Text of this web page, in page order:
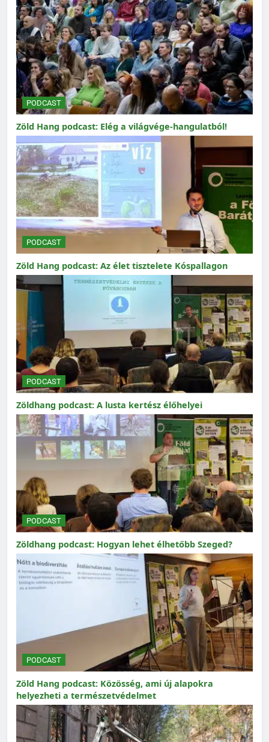
PODCAST
Zöld Hang podcast: Elég a világvége-hangulatból!
PODCAST
Zöld Hang podcast: Az élet tisztelete Kóspallagon
PODCAST
Zöldhang podcast: A lusta kertész élőhelyei
PODCAST
Zöldhang podcast: Hogyan lehet élhetőbb Szeged?
PODCAST
Zöld Hang podcast: Közösség, ami új alapokra
helyezheti a természetvédelmet